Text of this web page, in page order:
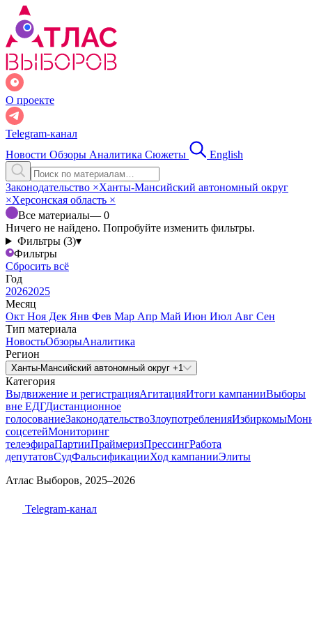
О проекте
Telegram-канал
Новости Обзоры Аналитика Сюжеты English
Законодательство ×Ханты-Мансийский автономный округ
×Херсонская область ×
Все материалы— 0
Ничего не найдено. Попробуйте изменить фильтры.
Фильтры (3)▾
Фильтры
Сбросить всё
Год
20262025
Месяц
Окт Ноя Дек Янв Фев Мар Апр Май Июн Июл Авг Сен
Тип материала
НовостьОбзорыАналитика
Регион
Ханты-Мансийский автономный округ +1
Категория
Выдвижение и регистрацияАгитацияИтоги кампанииВыборы
вне ЕДГДистанционное
голосованиеЗаконодательствоЗлоупотребленияИзбиркомы
соцсетейМониторинг
телеэфираПартииПраймеризПрессингРабота
депутатовСудФальсификацииХод кампанииЭлиты
Атлас Выборов, 2025–2026
Telegram-канал